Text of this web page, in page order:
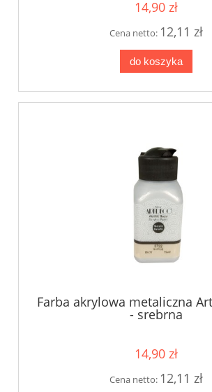
14,90 zł
Cena netto: 12,11 zł
do koszyka
Farba akrylowa metaliczna
- srebrna
14,90 zł
Cena netto: 12,11 zł